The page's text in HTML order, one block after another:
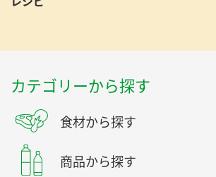
カテゴリーから探す
食材から探す
商品から探す